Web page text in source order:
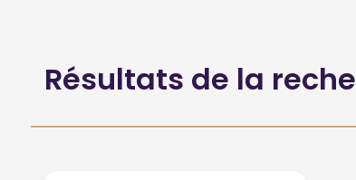
Résultats de la